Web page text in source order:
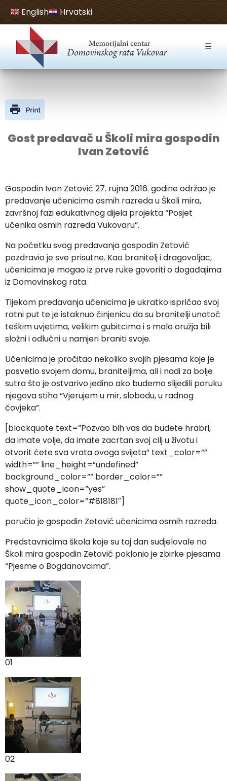
Open toolbar
English Hrvatski
☰
Gost predavač u Školi mira gospodin
Ivan Zetović
Gospodin Ivan Zetović 27. rujna 2016. godine održao je
predavanje učenicima osmih razreda u Školi mira,
završnoj fazi edukativnog dijela projekta “Posjet
učenika osmih razreda Vukovaru”.
Na početku svog predavanja gospodin Zetović
pozdravio je sve prisutne. Kao branitelj i dragovoljac,
učenicima je mogao iz prve ruke govoriti o događajima
iz Domovinskog rata.
Tijekom predavanja učenicima je ukratko ispričao svoj
ratni put te je istaknuo činjenicu da su branitelji unatoč
teškim uvjetima, velikim gubitcima i s malo oružja bili
složni i odlučni u namjeri braniti svoje.
Učenicima je pročitao nekoliko svojih pjesama koje je
posvetio svojem domu, braniteljima, ali i nadi za bolje
sutra što je ostvarivo jedino ako budemo slijedili poruku
njegova stiha “Vjerujem u mir, slobodu, u radnog
čovjeka”.
[blockquote text=”Pozvao bih vas da budete hrabri,
da imate volje, da imate zacrtan svoj cilj u životu i
otvorit ćete sva vrata ovoga svijeta” text_color=””
width=”” line_height=”undefined”
background_color=”” border_color=””
show_quote_icon=”yes”
quote_icon_color=”#818181″]
poručio je gospodin Zetović učenicima osmih razreda.
Predstavnicima škola koje su taj dan sudjelovale na
Školi mira gospodin Zetović poklonio je zbirke pjesama
“Pjesme o Bogdanovcima”.
01
02